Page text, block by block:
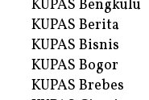
KUPAS Bengkulu
KUPAS Berita
KUPAS Bisnis
KUPAS Bogor
KUPAS Brebes